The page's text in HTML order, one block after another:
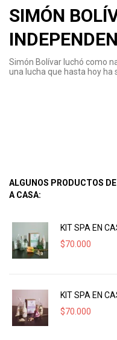
SIMÓN
Simón Bolívar luchó como
una lucha que hasta hoy ha
ALGUNOS PRODUCTOS
A CASA:
KIT SPA EN
$70.000
KIT SPA EN
$70.000